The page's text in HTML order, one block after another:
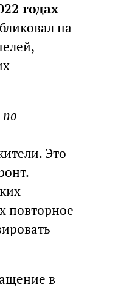
годах
на
Это
повторное
в